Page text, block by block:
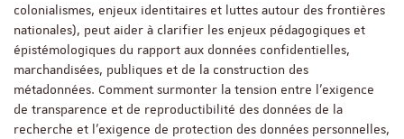
colonialismes, enjeux identitaires et luttes autour des frontières
nationales), peut aider à clarifier les enjeux pédagogiques et
épistémologiques du rapport aux données confidentielles,
marchandisées, publiques et de la construction des
métadonnées. Comment surmonter la tension entre l’exigence
de transparence et de reproductibilité des données de la
recherche et l’exigence de protection des données personnelles,